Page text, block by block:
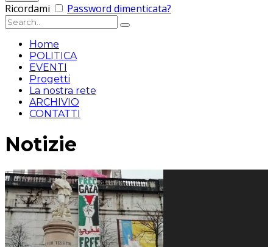
Ricordami Password dimenticata?
Home
POLITICA
EVENTI
Progetti
La nostra rete
ARCHIVIO
CONTATTI
Notizie